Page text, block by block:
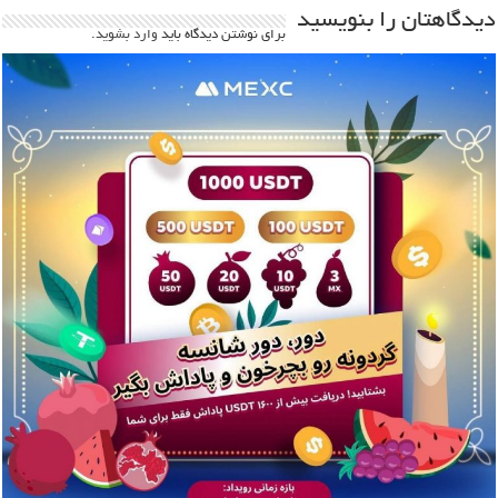
دیدگاهتان را بنویسید
برای نوشتن دیدگاه باید وارد بشوید.